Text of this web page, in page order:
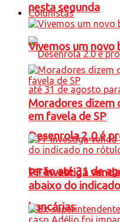
nesta segunda
Desenrola 2.0 é
terão até 31 de
bancárias
Colunistas
Vivemos um novo
Moradores dizem
em favela de SP
PF investiga
abaixo do